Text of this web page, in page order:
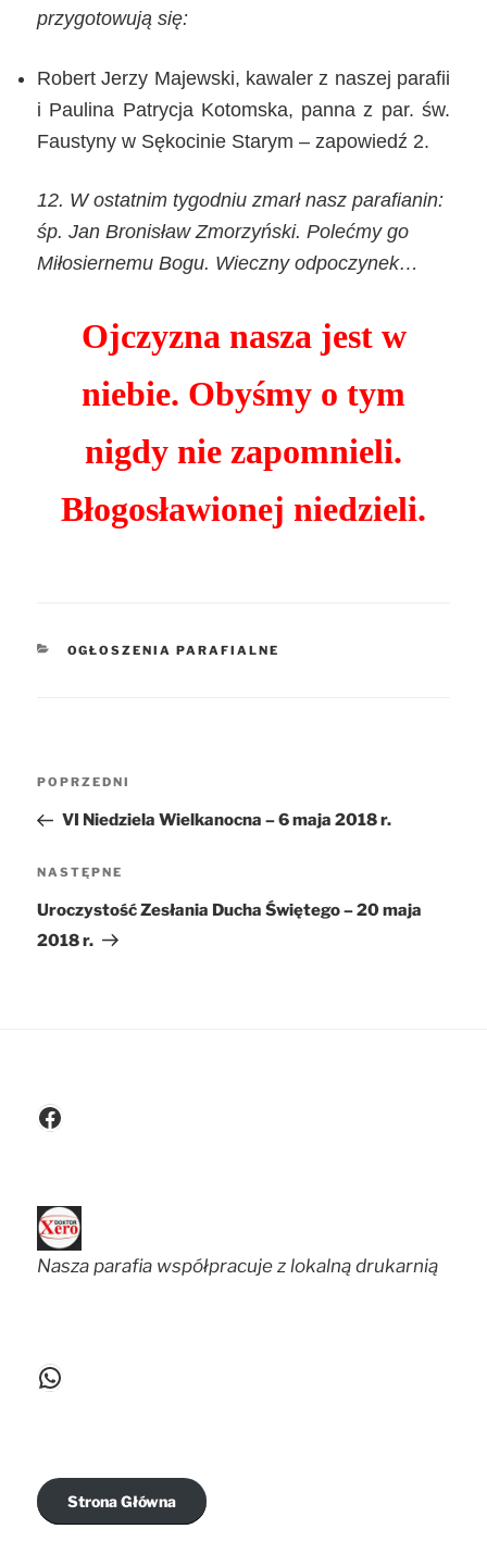
przygotowują się:
Robert Jerzy Majewski, kawaler z naszej parafii
i Paulina Patrycja Kotomska, panna z par. św.
Faustyny w Sękocinie Starym – zapowiedź 2.
12. W ostatnim tygodniu zmarł nasz parafianin:
śp. Jan Bronisław Zmorzyński. Polećmy go
Miłosiernemu Bogu. Wieczny odpoczynek…
Ojczyzna nasza jest w
niebie. Obyśmy o tym
nigdy nie zapomnieli.
Błogosławionej niedzieli.
KATEGORIE
OGŁOSZENIA PARAFIALNE
Nawigacja
wpisu
Poprzedni
wpis
POPRZEDNI
VI Niedziela Wielkanocna – 6 maja 2018 r.
Następny
wpis
NASTĘPNE
Uroczystość Zesłania Ducha Świętego – 20 maja
2018 r.
Facebook
Nasza parafia współpracuje z lokalną drukarnią
WhatsApp
Strona Główna